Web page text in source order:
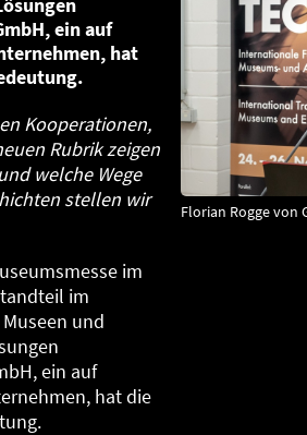
ein auf
hat
Kooperationen,
Rubrik zeigen
welche Wege
stellen wir
im
im
und
ein auf
hat die
Florian Rogge von